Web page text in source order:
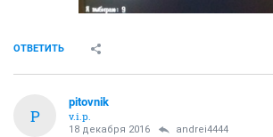
ОТВЕТИТЬ
P
pitovnik
v.i.p.
18 декабря 2016 andrei4444